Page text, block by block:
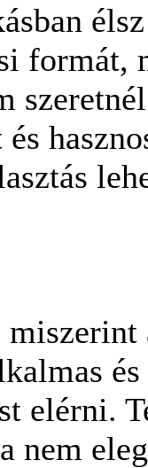
formát,
elérni.
nem